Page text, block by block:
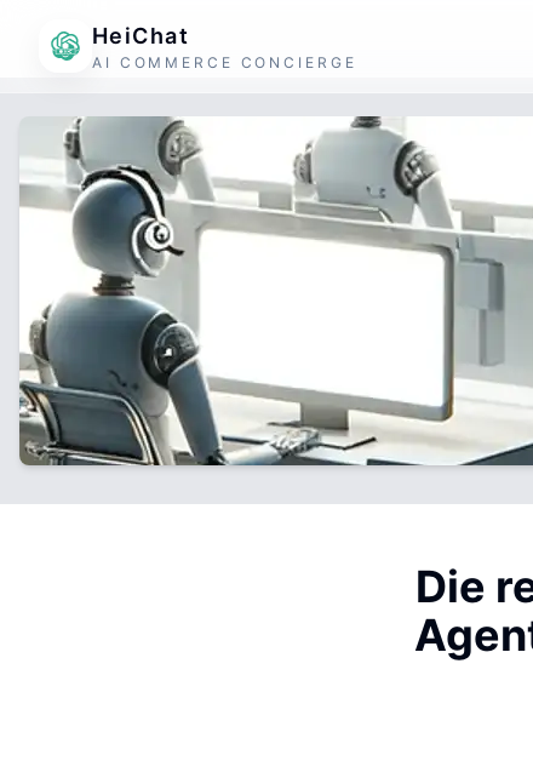
HeiChat
AI COMMERCE CONCIERGE
Die